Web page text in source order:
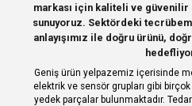
Ürün açıklamasında eksik bilgiler
Ürün bilgilerinde hatalar bulunuyor.
Ürün fiyatı diğer sitelerden daha
Bu ürüne benzer farklı alternatifler
Deneyimini
markası için kaliteli ve
sunuyoruz. Sektördeki
anlayışımız ile doğru ürünü,
Geniş ürün yelpazemiz içerisinde
elektrik ve sensör grupları gibi
yedek parçalar bulunmaktadır.